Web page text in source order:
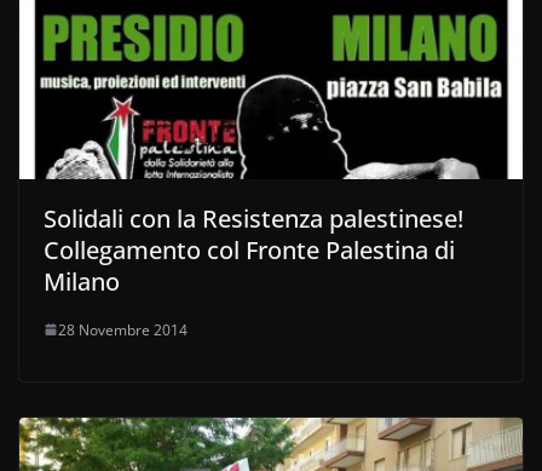
Solidali con la Resistenza palestinese!
Collegamento col Fronte Palestina di
Milano
28 Novembre 2014